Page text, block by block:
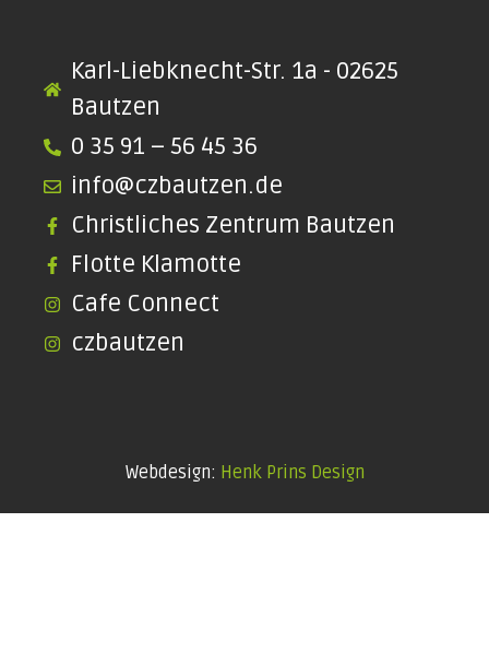
Karl-Liebknecht-Str. 1a - 02625
Bautzen
0 35 91 – 56 45 36
info@czbautzen.de
Christliches Zentrum Bautzen
Flotte Klamotte
Cafe Connect
czbautzen
Webdesign: Henk Prins Design